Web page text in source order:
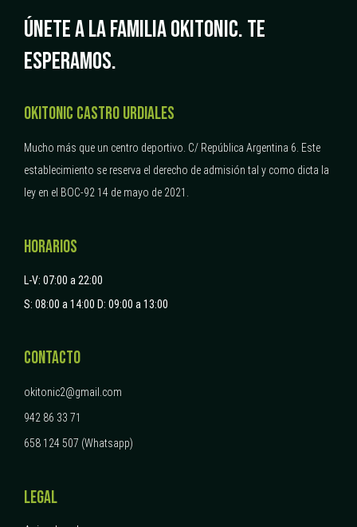
ÚNETE A LA FAMILIA OKITONIC.TE
ESPERAMOS.
OKITONIC CASTRO URDIALES
Mucho más que un centro deportivo. C/ República Argentina 6. Este
establecimiento se reserva el derecho de admisión tal y como dicta la
ley en el BOC-92 14 de mayo de 2021.
HORARIOS
L-V: 07:00 a 22:00
S: 08:00 a 14:00 D: 09:00 a 13:00
CONTACTO
okitonic2@gmail.com
942 86 33 71
658 124 507 (Whatsapp)
LEGAL